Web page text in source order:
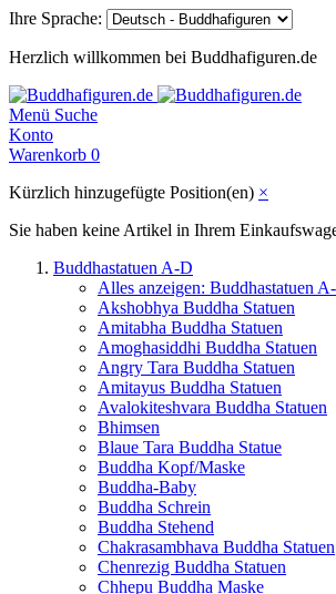
Ihre Sprache:
Herzlich willkommen bei Buddhafiguren.de
Menü Suche
Konto
Warenkorb 0
Kürzlich hinzugefügte Position(en) ×
Sie haben keine Artikel in Ihrem
Buddhastatuen A-D
Alles anzeigen: Buddhastatuen
Akshobhya Buddha Statuen
Amitabha Buddha Statuen
Amoghasiddhi Buddha Statuen
Angry Tara Buddha Statuen
Amitayus Buddha Statuen
Avalokiteshvara Buddha Statuen
Bhimsen
Blaue Tara Buddha Statue
Buddha Kopf/Maske
Buddha-Baby
Buddha Schrein
Buddha Stehend
Chakrasambhava Buddha Statuen
Chenrezig Buddha Statuen
Chhepu Buddha Maske